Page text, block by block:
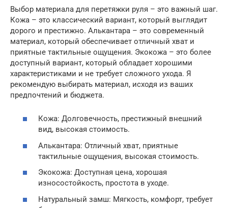
Выбор материала для перетяжки руля – это важный шаг.
Кожа – это классический вариант, который выглядит
дорого и престижно. Алькантара – это современный
материал, который обеспечивает отличный хват и
приятные тактильные ощущения. Экокожа – это более
доступный вариант, который обладает хорошими
характеристиками и не требует сложного ухода. Я
рекомендую выбирать материал, исходя из ваших
предпочтений и бюджета.
Кожа: Долговечность, престижный внешний
вид, высокая стоимость.
Алькантара: Отличный хват, приятные
тактильные ощущения, высокая стоимость.
Экокожа: Доступная цена, хорошая
износостойкость, простота в уходе.
Натуральный замш: Мягкость, комфорт, требует